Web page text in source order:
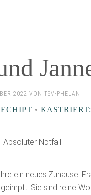
2022 VON TSV-PHELAN
•
Absoluter Notfall
ein neues Zuhause.
Sie sind reine